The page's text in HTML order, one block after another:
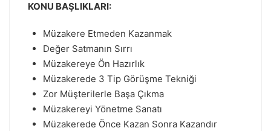
KONU BAŞLIKLARI:
Müzakere Etmeden Kazanmak
Değer Satmanın Sırrı
Müzakereye Ön Hazırlık
Müzakerede 3 Tip Görüşme Tekniği
Zor Müşterilerle Başa Çıkma
Müzakereyi Yönetme Sanatı
Müzakerede Önce Kazan Sonra Kazandır